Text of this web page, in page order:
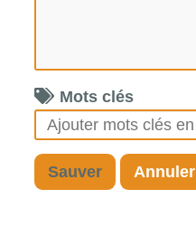
Mots clés
Sauver Annuler